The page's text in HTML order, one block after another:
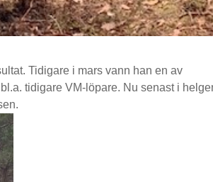
Tidigare i mars vann han en av
tidigare VM-löpare. Nu senast i